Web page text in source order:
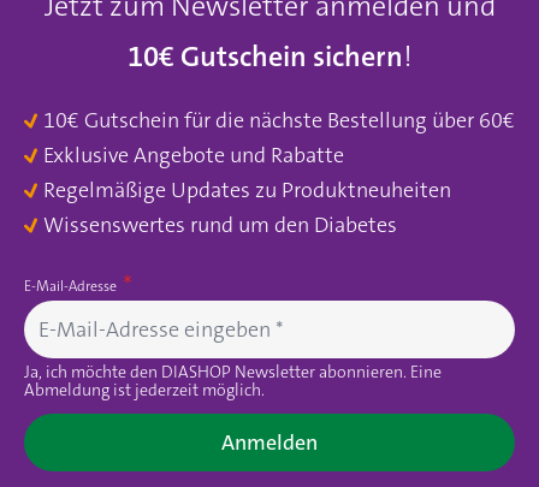
10€ Gutschein sichern!
10€ Gutschein für die nächste Bestellung über 60€
Exklusive Angebote und Rabatte
Regelmäßige Updates zu Produktneuheiten
Wissenswertes rund um den Diabetes
E-Mail-Adresse
Ja, ich möchte den DIASHOP Newsletter abonnieren. Eine
Abmeldung ist jederzeit möglich.
Anmelden